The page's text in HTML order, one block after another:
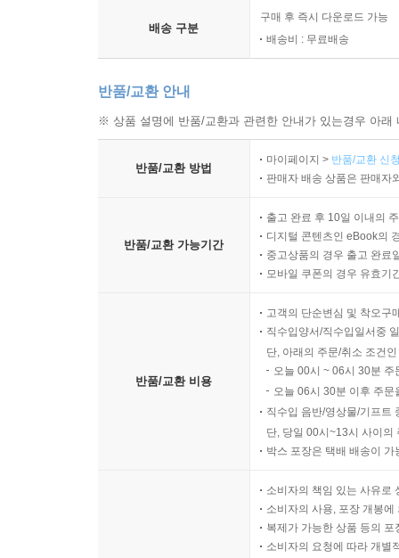
배송 구분
구매 후 즉시 다운로드 가능
배송비 : 무료배송
반품/교환 안내
※ 상품 설명에 반품/교환과 관련한 안내가 있는경우 아
반품/교환 방법
마이페이지 > 반품/교환 신
판매자 배송 상품은 판매자
반품/교환 가능기간
출고 완료 후 10일 이내의
디지털 콘텐츠인 eBook의
중고상품의 경우 출고 완료
모바일 쿠폰의 경우 유효기
반품/교환 비용
고객의 단순변심 및 착오구
직수입양서/직수입일서중
단, 아래의 주문/취소 조건
오늘 00시 ~ 06시 30분
오늘 06시 30분 이후 주
직수입 음반/영상물/기프트
단, 당일 00시~13시 사이의
박스 포장은 택배 배송이
소비자의 책임 있는 사유로
소비자의 사용, 포장 개봉
복제가 가능한 상품 등의
소비자의 요청에 따라 개별